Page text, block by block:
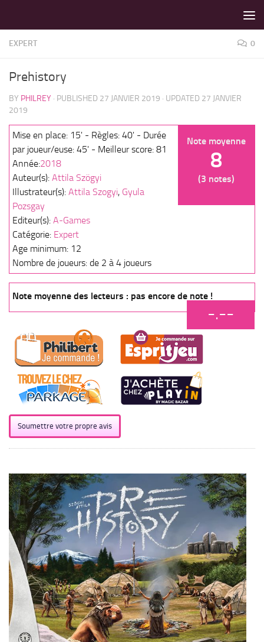
EXPERT 0
Prehistory
BY PHILREY · PUBLISHED 27 JANVIER 2019 · UPDATED 27 JANVIER
2019
Note moyenne
8
(3 notes)
Mise en place: 15' - Règles: 40' - Durée
par joueur/euse: 45' - Meilleur score: 81
Année:2018
Auteur(s): Attila Szögyi
Illustrateur(s): Attila Szogyi, Gyula
Pozsgay
Editeur(s): A-Games
Catégorie: Expert
Age minimum: 12
Nombre de joueurs: de 2 à 4 joueurs
Note moyenne des lecteurs : pas encore de note !
-.--
Soumettre votre propre avis